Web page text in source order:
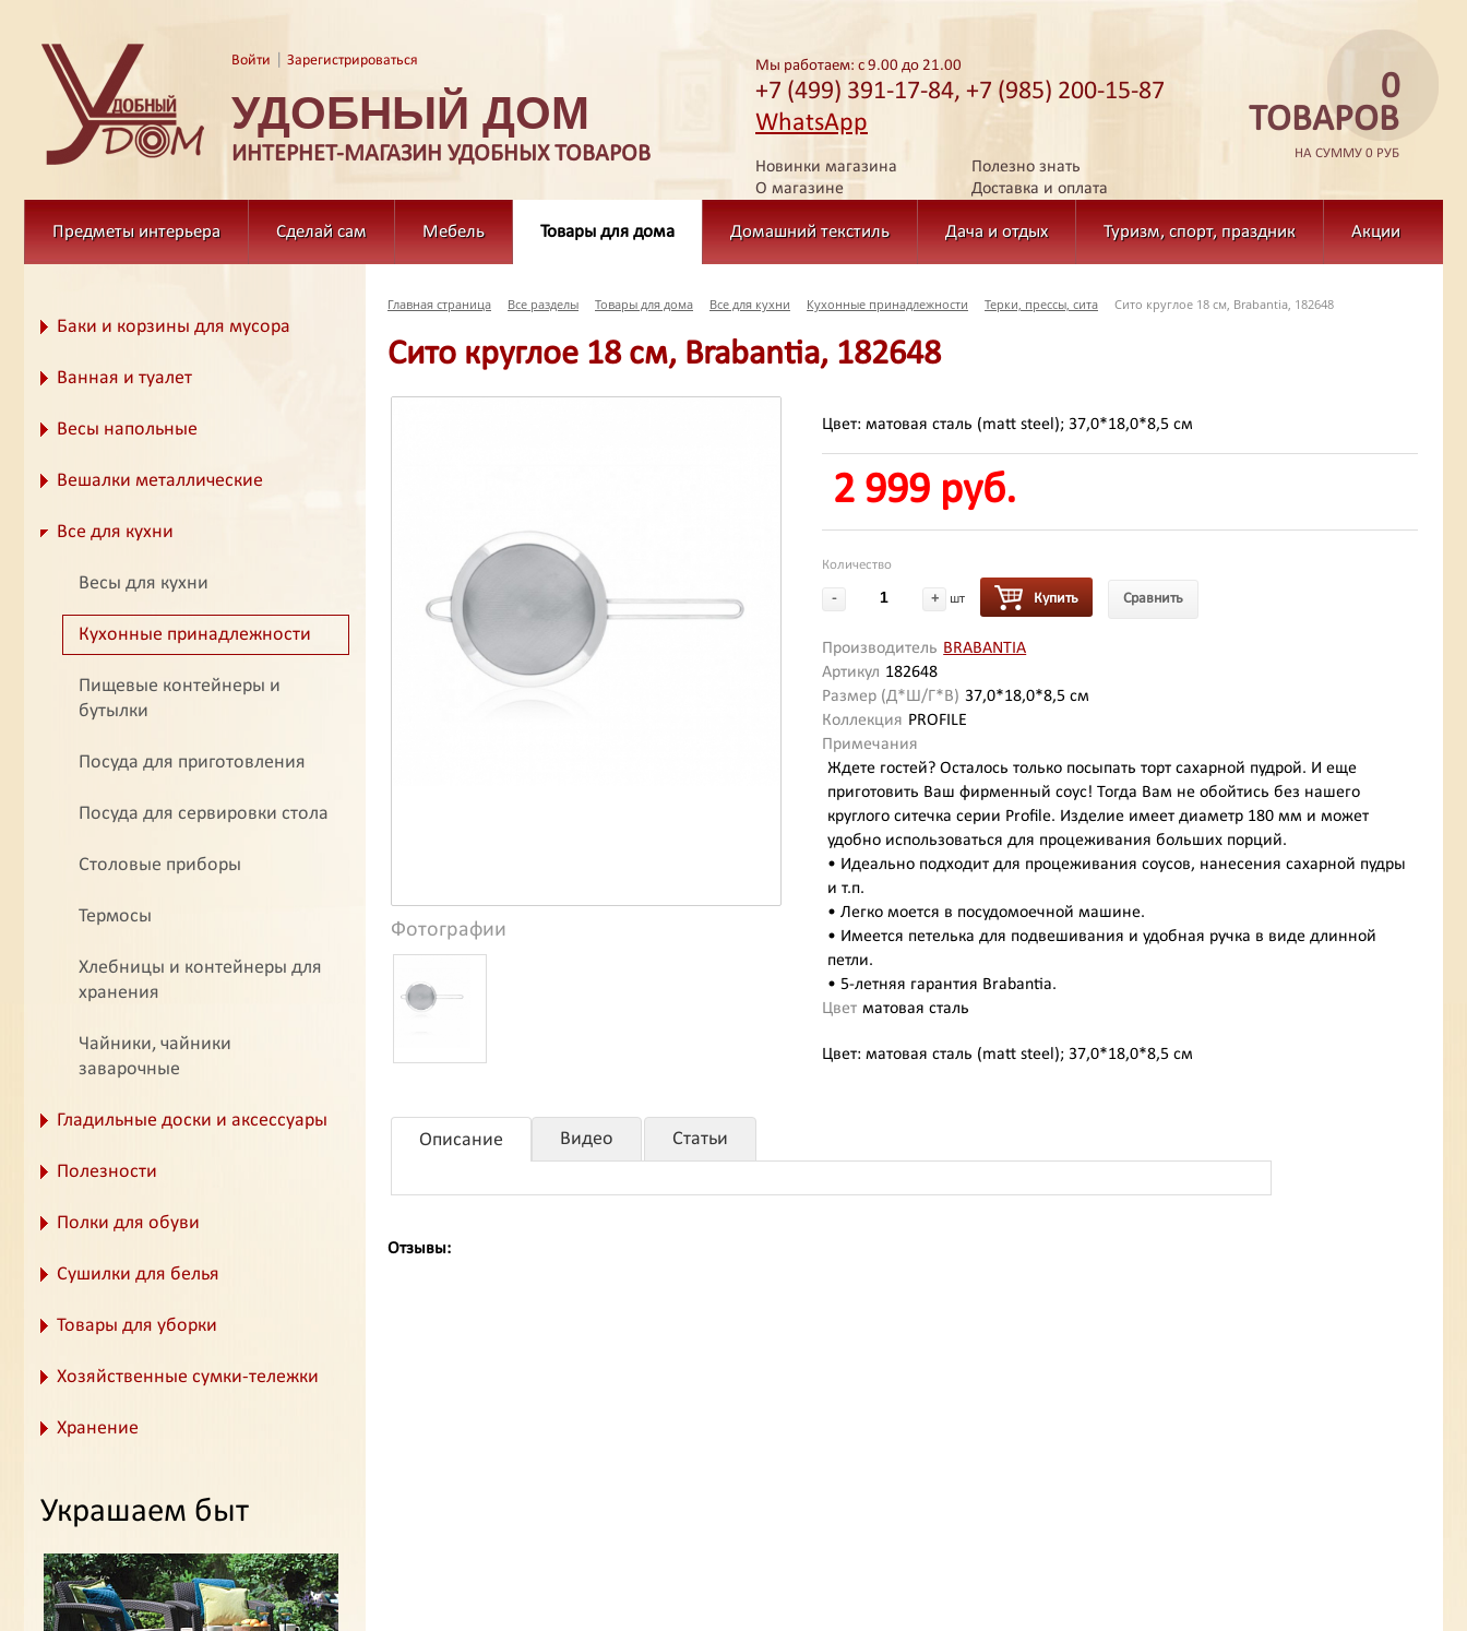
Войти Зарегистрироваться
УДОБНЫЙ ДОМ
ИНТЕРНЕТ-МАГАЗИН УДОБНЫХ ТОВАРОВ
Мы работаем: с 9.00 до 21.00
+7 (499) 391-17-84, +7 (985) 200-15-87
WhatsApp
Новинки магазина
Полезно знать
О магазине
Доставка и оплата
0
ТОВАРОВ
НА СУММУ 0 РУБ
Предметы интерьера Сделай сам Мебель Товары для дома Домашний текстиль Дача и отдых Туризм, спорт, праздник Акции
Баки и корзины для мусора
Ванная и туалет
Весы напольные
Вешалки металлические
Все для кухни
Весы для кухни
Кухонные принадлежности
Пищевые контейнеры и
бутылки
Посуда для приготовления
Посуда для сервировки стола
Столовые приборы
Термосы
Хлебницы и контейнеры для
хранения
Чайники, чайники
заварочные
Гладильные доски и аксессуары
Полезности
Полки для обуви
Сушилки для белья
Товары для уборки
Хозяйственные сумки-тележки
Хранение
Украшаем быт
Главная страница Все разделы Товары для дома Все для кухни Кухонные принадлежности Терки, прессы, сита Сито круглое 18 см, Brabantia, 182648
Сито круглое 18 см, Brabantia, 182648
Фотографии
Цвет: матовая сталь (matt steel); 37,0*18,0*8,5 см
2 999 руб.
Количество
- + шт Купить Сравнить
Производитель BRABANTIA
Артикул 182648
Размер (Д*Ш/Г*В) 37,0*18,0*8,5 см
Коллекция PROFILE
Примечания
Ждете гостей? Осталось только посыпать торт сахарной пудрой. И еще
приготовить Ваш фирменный соус! Тогда Вам не обойтись без нашего
круглого ситечка серии Profile. Изделие имеет диаметр 180 мм и может
удобно использоваться для процеживания больших порций.
• Идеально подходит для процеживания соусов, нанесения сахарной пудры
и т.п.
• Легко моется в посудомоечной машине.
• Имеется петелька для подвешивания и удобная ручка в виде длинной
петли.
• 5-летняя гарантия Brabantia.
Цвет матовая сталь
Цвет: матовая сталь (matt steel); 37,0*18,0*8,5 см
Описание Видео Статьи
Отзывы: